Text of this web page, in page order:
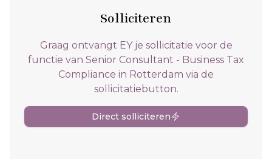
Solliciteren
Graag ontvangt EY je sollicitatie voor de
functie van Senior Consultant - Business Tax
Compliance in Rotterdam via de
sollicitatiebutton.
Direct solliciteren